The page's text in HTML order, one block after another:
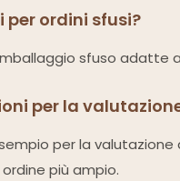
ordini sfusi?
sfuso adatte
per la
per la
più ampio.